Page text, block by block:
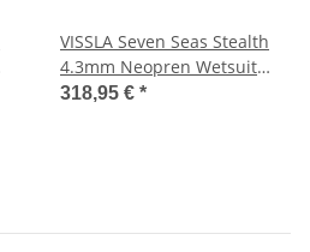
VISSLA Seven Seas Stealth
4.3mm Neopren Wetsuit
Fullsuit mit Chest Zip preto
318,95 € *